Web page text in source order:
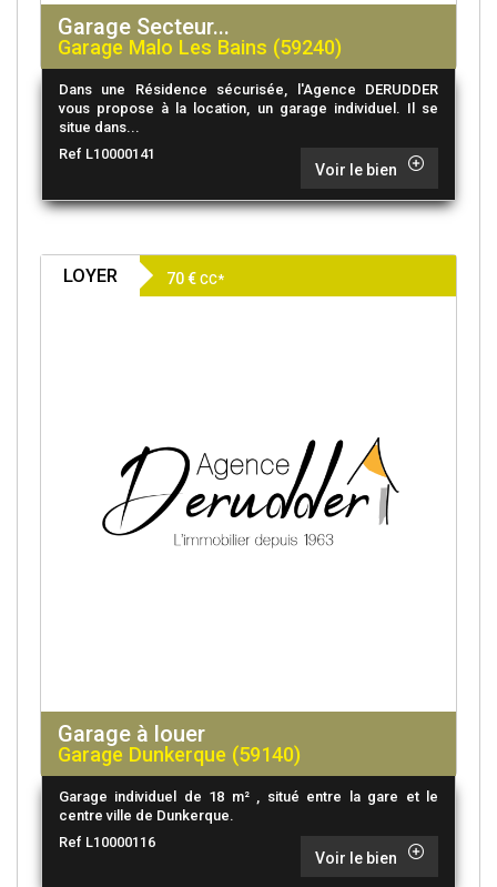
Garage Secteur...
Garage Malo Les Bains (59240)
Dans une Résidence sécurisée, l'Agence DERUDDER
vous propose à la location, un garage individuel. Il se
situe dans...
Ref L10000141
Voir le bien
LOYER 70 € CC*
Garage à louer
Garage Dunkerque (59140)
Garage individuel de 18 m² , situé entre la gare et le
centre ville de Dunkerque.
Ref L10000116
Voir le bien